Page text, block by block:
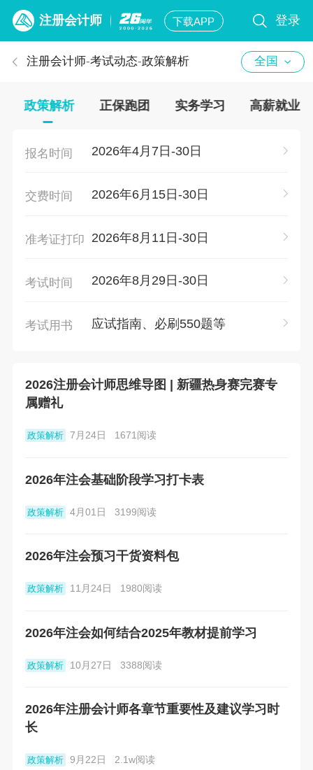
注册会计师 下载APP 登录
全国
注册会计师-考试动态-政策解析
政策解析 正保跑团 实务学习 高薪就业
报名时间 2026年4月7日-30日
交费时间 2026年6月15日-30日
准考证打印 2026年8月11日-30日
考试时间 2026年8月29日-30日
考试用书 应试指南、必刷550题等
2026注册会计师思维导图 | 新疆热身赛完赛专
属赠礼
政策解析 7月24日 1671阅读
2026年注会基础阶段学习打卡表
政策解析 4月01日 3199阅读
2026年注会预习干货资料包
政策解析 11月24日 1980阅读
2026年注会如何结合2025年教材提前学习
政策解析 10月27日 3388阅读
2026年注册会计师各章节重要性及建议学习时
长
政策解析 9月22日 2.1w阅读